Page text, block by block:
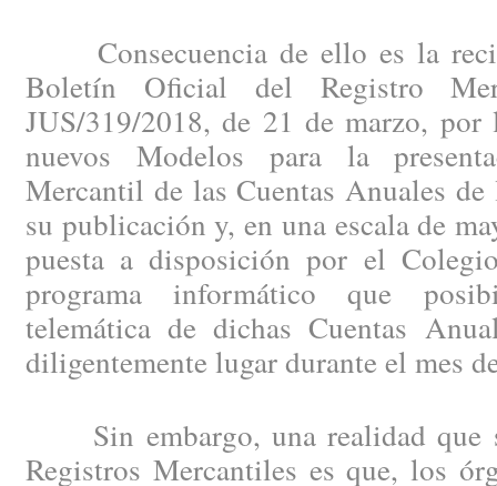
Consecuencia de ello es la
Boletín Oficial del Registro
JUS/319/2018, de 21 de marzo, por
nuevos Modelos para la
Mercantil de las Cuentas Anuales
su publicación y, en una escala de
puesta a disposición por el
programa informático que
telemática de dichas Cuentas
diligentemente lugar durante el mes
Sin embargo, una realidad que
Registros Mercantiles es que, los